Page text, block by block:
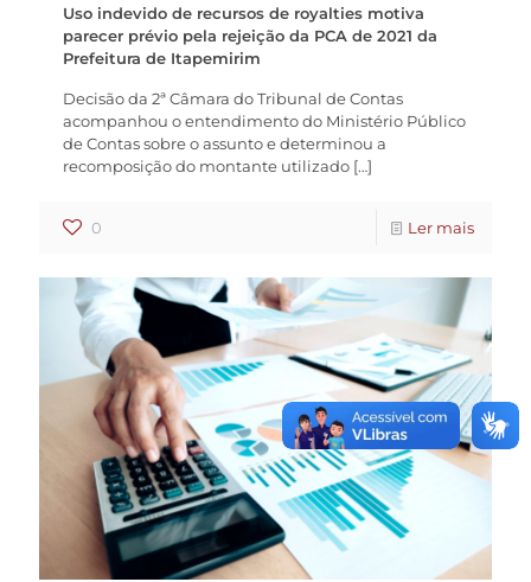
Uso indevido de recursos de royalties motiva
parecer prévio pela rejeição da PCA de 2021 da
Prefeitura de Itapemirim
Decisão da 2ª Câmara do Tribunal de Contas
acompanhou o entendimento do Ministério Público
de Contas sobre o assunto e determinou a
recomposição do montante utilizado […]
0 Ler mais